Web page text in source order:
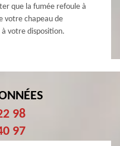
que la fumée refoule à
votre chapeau de
votre disposition.
98
97